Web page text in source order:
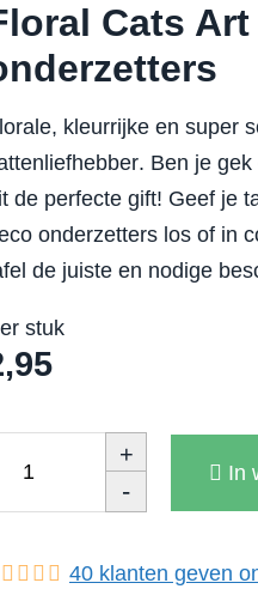
Cats Art
kleurrijke en super
. Ben je
de perfecte gift! Geef je
onderzetters los of in
de juiste en nodige
stuk
+
-
In
40 klanten geven